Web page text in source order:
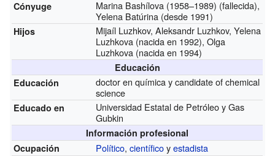
Cónyuge
Marina Bashílova (1958–1989) (fallecida),
Yelena Batúrina (desde 1991)
Hijos
Mijaíl Luzhkov, Aleksandr Luzhkov, Yelena
Luzhkova (nacida en 1992), Olga
Luzhkova (nacida en 1994)
Educación
Educación
doctor en química y candidate of chemical
science
Educado en
Universidad Estatal de Petróleo y Gas
Gubkin
Información profesional
Ocupación
Político,científicoyestadista